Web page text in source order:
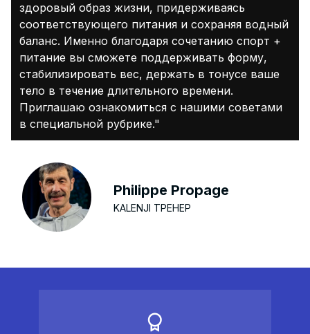
здоровый образ жизни, придерживаясь
соответствующего питания и сохраняя водный
баланс. Именно благодаря сочетанию спорт +
питание вы сможете поддерживать форму,
стабилизировать вес, держать в тонусе ваше
тело в течение длительного времени.
Приглашаю ознакомиться с нашими советами
в специальной рубрике."
Philippe Propage
KALENJI ТРЕНЕР